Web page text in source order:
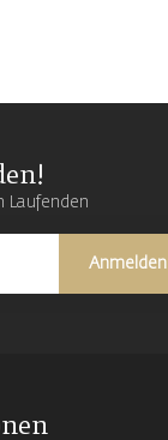
Laufenden
Anmelden